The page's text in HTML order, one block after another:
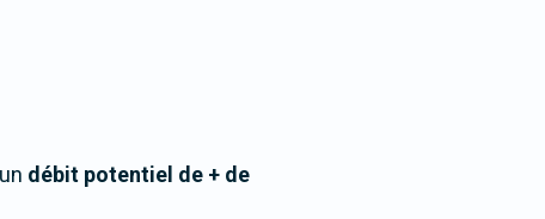
débit potentiel de + de